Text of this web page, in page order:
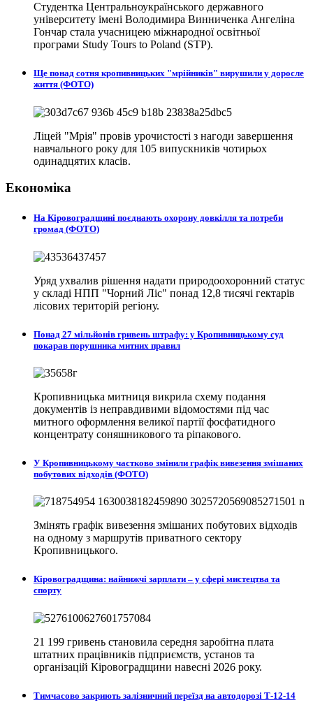
Студентка Центральноукраїнського державного
університету імені Володимира Винниченка Ангеліна
Гончар стала учасницею міжнародної освітньої
програми Study Tours to Poland (STP).
Ще понад сотня кропивницьких "мрійників" вирушили у доросле
життя (ФОТО)
Ліцей "Мрія" провів урочистості з нагоди завершення
навчального року для 105 випускників чотирьох
одинадцятих класів.
Економіка
На Кіровоградщині поєднають охорону довкілля та потреби
громад (ФОТО)
Уряд ухвалив рішення надати природоохоронний статус
у складі НПП "Чорний Ліс" понад 12,8 тисячі гектарів
лісових територій регіону.
Понад 27 мільйонів гривень штрафу: у Кропивницькому суд
покарав порушника митних правил
Кропивницька митниця викрила схему подання
документів із неправдивими відомостями під час
митного оформлення великої партії фосфатидного
концентрату соняшникового та ріпакового.
У Кропивницькому частково змінили графік вивезення змішаних
побутових відходів (ФОТО)
Змінять графік вивезення змішаних побутових відходів
на одному з маршрутів приватного сектору
Кропивницького.
Кіровоградщина: найнижчі зарплати – у сфері мистецтва та
спорту
21 199 гривень становила середня заробітна плата
штатних працівників підприємств, установ та
організацій Кіровоградщини навесні 2026 року.
Тимчасово закриють залізничний переїзд на автодорозі Т-12-14